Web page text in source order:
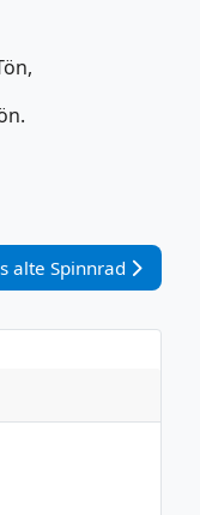
Beitrag: Das
alte Spinnrad